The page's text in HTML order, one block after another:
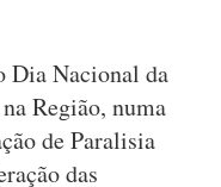
Dia Nacional da
Região, numa
de Paralisia
das